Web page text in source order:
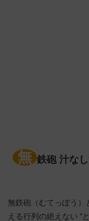
無 鉄砲 汁な
無鉄砲（むてっぽう）
える行列の絶えない “